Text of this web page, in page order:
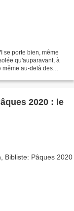
se porte bien, même
qu'auparavant, à
même au-delà des
2020 : le